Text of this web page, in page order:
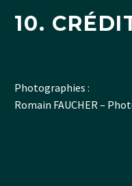
10.
Photographies :
Romain FAUCHER –